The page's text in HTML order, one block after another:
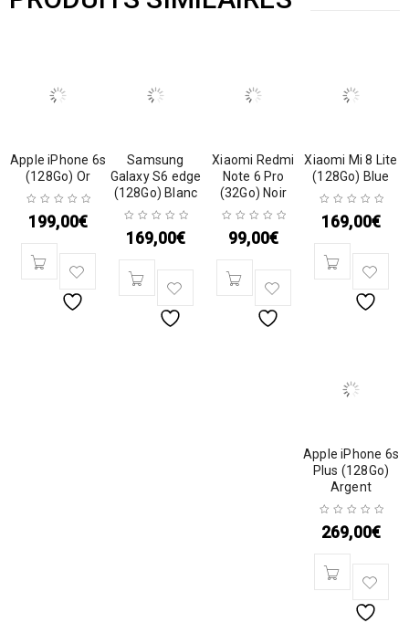
Apple iPhone 6s
(128Go) Or
199,00€
Samsung
Galaxy S6 edge
(128Go) Blanc
169,00€
Xiaomi Redmi
Note 6 Pro
(32Go) Noir
99,00€
Xiaomi Mi 8 Lite
(128Go) Blue
169,00€
Apple iPhone 6s
Plus (128Go)
Argent
269,00€